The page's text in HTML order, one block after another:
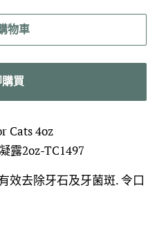
物車
買
Cats 4oz
露2oz-TC1497
效去除牙石及牙菌斑. 令口